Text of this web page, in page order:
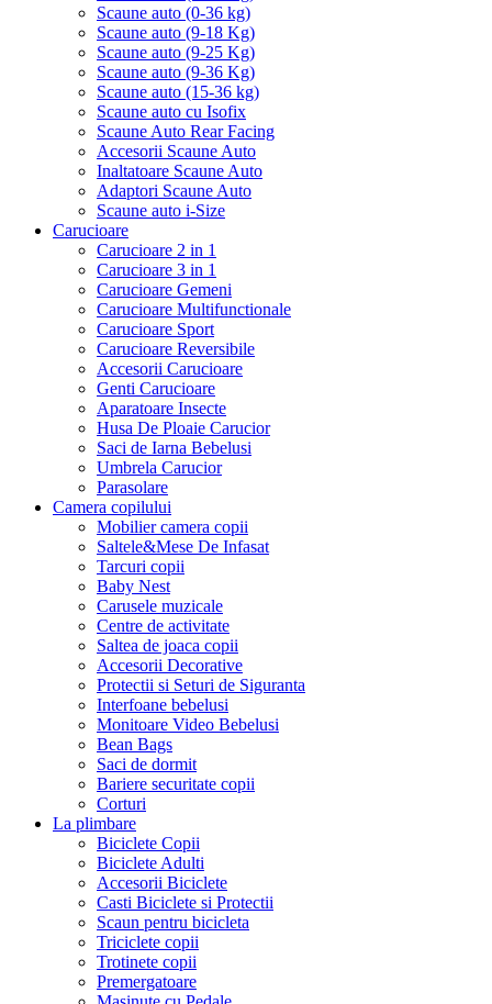
Scaune auto (0-36 kg)
Scaune auto (9-18 Kg)
Scaune auto (9-25 Kg)
Scaune auto (9-36 Kg)
Scaune auto (15-36 kg)
Scaune auto cu Isofix
Scaune Auto Rear Facing
Accesorii Scaune Auto
Inaltatoare Scaune Auto
Adaptori Scaune Auto
Scaune auto i-Size
Carucioare
Carucioare 2 in 1
Carucioare 3 in 1
Carucioare Gemeni
Carucioare Multifunctionale
Carucioare Sport
Carucioare Reversibile
Accesorii Carucioare
Genti Carucioare
Aparatoare Insecte
Husa De Ploaie Carucior
Saci de Iarna Bebelusi
Umbrela Carucior
Parasolare
Camera copilului
Mobilier camera copii
Saltele&Mese De Infasat
Tarcuri copii
Baby Nest
Carusele muzicale
Centre de activitate
Saltea de joaca copii
Accesorii Decorative
Protectii si Seturi de Siguranta
Interfoane bebelusi
Monitoare Video Bebelusi
Bean Bags
Saci de dormit
Bariere securitate copii
Corturi
La plimbare
Biciclete Copii
Biciclete Adulti
Accesorii Biciclete
Casti Biciclete si Protectii
Scaun pentru bicicleta
Triciclete copii
Trotinete copii
Premergatoare